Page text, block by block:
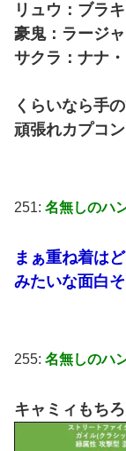
リュウ：ブラ
豪鬼：ラージ
サクラ：ナナ
くらいなら手
頑張れカプコン
251: 名無しのハ
まぁ重ね着は
みたいな面白
255: 名無しのハ
キャミィもち